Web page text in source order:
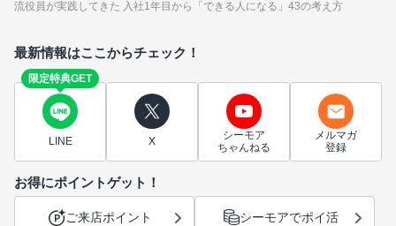
流役員が実践してきた 入社1年目から「できる人になる」43の考え方
最新情報はここからチェック！
限定特典GET
LINE X
シーモア
ちゃんねる
メルマガ
登録
お得にポイントゲット！
ご来店ポイント シーモアでポイ活